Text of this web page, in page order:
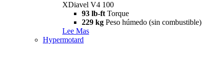
XDiavel V4 100
93 lb-ft Torque
229 kg Peso húmedo (sin combustible)
Lee Mas
Hypermotard